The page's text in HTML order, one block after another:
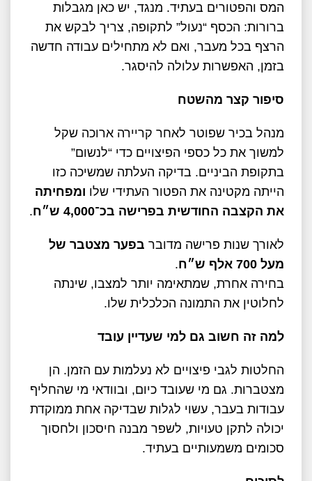
המס והפטורים בעתיד. מנגד, יש כאן מגבלות
ברורות: הכסף “נעול” לתקופה, צריך לבקש את
הרצף בכל מעבר, ואם לא מתחילים עבודה חדשה
בזמן, האפשרות עלולה להיסגר.
סיפור קצר מהשטח
מנהל בכיר שפוטר לאחר קריירה ארוכה שקל
למשוך את כל כספי הפיצויים כדי “לנשום”
בתקופת הביניים. בדיקה העלתה שמשיכה כזו
הייתה מקטינה את הפטור העתידי שלו ומפחיתה
את הקצבה החודשית בפרישה בכ־4,000 ש״ח
.
לאורך שנות פרישה מדובר בפער מצטבר של
מעל 700 אלף ש״ח
.
בחירה אחרת, שמתאימה יותר למצבו, שינתה
לחלוטין את התמונה הכלכלית שלו.
למה זה חשוב גם למי שעדיין עובד
החלטות לגבי פיצויים לא נעלמות עם הזמן. הן
מצטברות. גם מי שעובד כיום, ובוודאי מי שהחליף
עבודות בעבר, עשוי לגלות שבדיקה אחת ממוקדת
יכולה לתקן טעויות, לשפר מבנה חיסכון ולחסוך
סכומים משמעותיים בעתיד.